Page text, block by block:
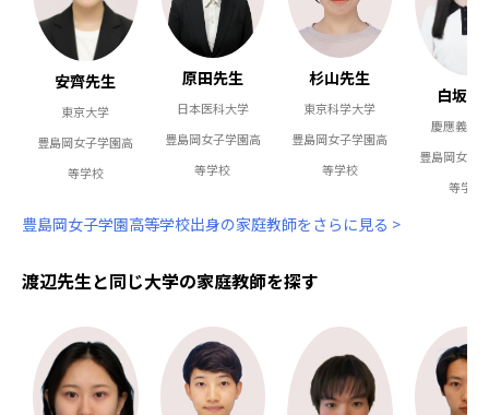
安齊先生
東京大学
豊島岡女子学園高
等学校
原田先生
日本医科大学
豊島岡女子学園高
等学校
杉山先生
東京科学大学
豊島岡女子学園高
等学校
白坂先
慶應義塾
豊島岡女子
等学校
豊島岡女子学園高等学校出身の家庭教師をさらに見る >
渡辺先生と同じ大学の家庭教師を探す